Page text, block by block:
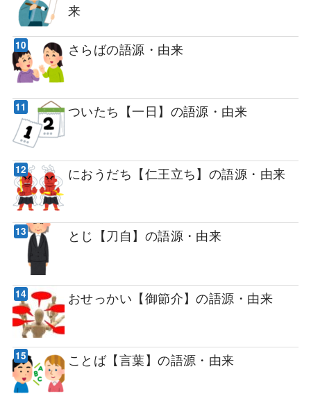
来
さらばの語源・由来
ついたち【一日】の語源・由来
におうだち【仁王立ち】の語源・由来
とじ【刀自】の語源・由来
おせっかい【御節介】の語源・由来
ことば【言葉】の語源・由来